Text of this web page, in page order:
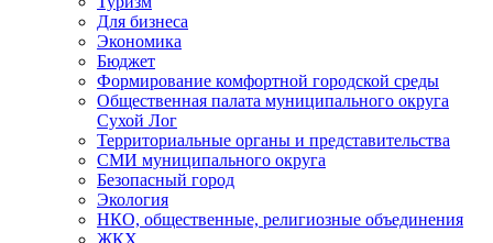
Для бизнеса
Экономика
Бюджет
Формирование комфортной городской среды
Общественная палата муниципального округа
Сухой Лог
Территориальные органы и представительства
СМИ муниципального округа
Безопасный город
Экология
НКО, общественные, религиозные объединения
ЖКХ